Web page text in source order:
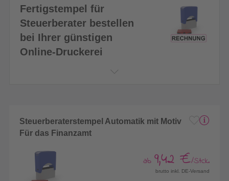
Fertigstempel für
Steuerberater bestellen
bei Ihrer günstigen
Online-Druckerei
Steuerberaterstempel Automatik mit Motiv
Für das Finanzamt
ab 9,42 €/Stck.
brutto inkl. DE-Versand